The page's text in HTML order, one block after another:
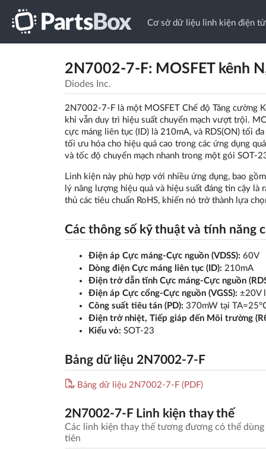
Cơ sở dữ liệu linh kiện điện tử
2N7002-7-F: MOSFET kênh
Diodes Inc.
2N7002-7-F là một MOSFET Chế độ Tăng cường
khi vẫn duy trì hiệu suất chuyển mạch vượt trội.
cực máng liên tục (ID) là 210mA, và RDS(ON) tối
tối ưu hóa cho hiệu quả cao trong các ứng dụng
và tốc độ chuyển mạch nhanh trong một gói SOT-
Linh kiện này phù hợp với nhiều ứng dụng, bao
lý năng lượng hiệu quả và hiệu suất đáng tin cậy
thủ các tiêu chuẩn RoHS, khiến nó trở thành lựa
Các thông số kỹ thuật và tính năng
Điện áp Cực máng-Cực nguồn (VDSS): 60V
Dòng điện Cực máng liên tục (ID): 210mA
Điện trở dẫn tĩnh Cực máng-Cực nguồn
Điện áp Cực cổng-Cực nguồn (VGSS): ±20V
Công suất tiêu tán (PD): 370mW tại
Điện trở nhiệt, Tiếp giáp đến Môi trường
Kiểu vỏ: SOT-23
Bảng dữ liệu 2N7002-7-F
Bảng dữ liệu 2N7002-7-F (PDF)
2N7002-7-F Linh kiện thay thế
Các linh kiện thay thế tương đương có thể
tiên